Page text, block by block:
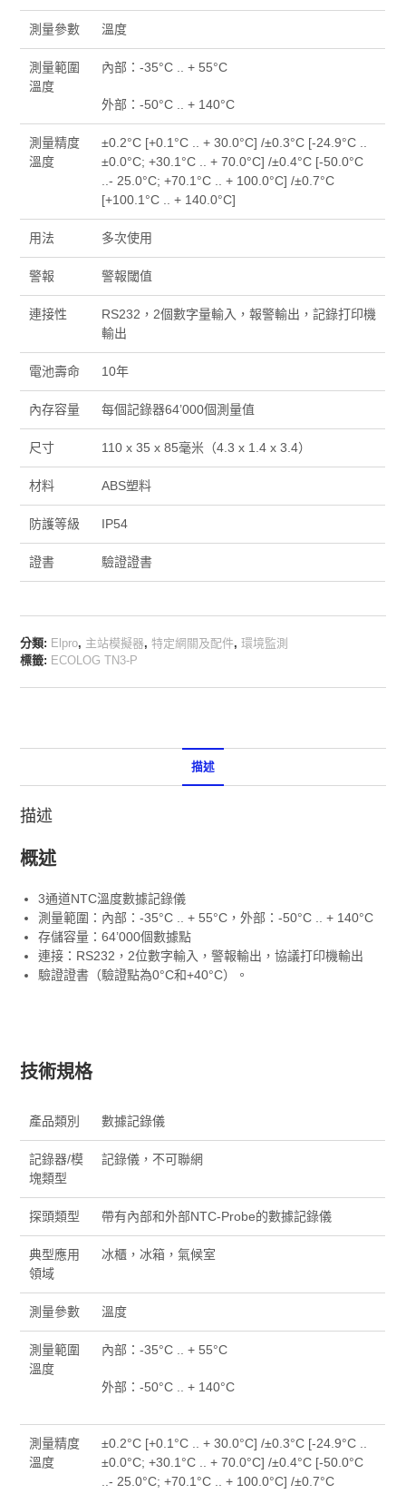
測量參數 溫度
測量範圍
溫度
內部：-35°C .. + 55°C
外部：-50°C .. + 140°C
測量精度
溫度
±0.2°C [+0.1°C .. + 30.0°C] /±0.3°C [-24.9°C ..
±0.0°C; +30.1°C .. + 70.0°C] /±0.4°C [-50.0°C
..- 25.0°C; +70.1°C .. + 100.0°C] /±0.7°C
[+100.1°C .. + 140.0°C]
用法 多次使用
警報 警報閾值
連接性
RS232，2個數字量輸入，報警輸出，記錄打印機
輸出
電池壽命 10年
內存容量 每個記錄器64’000個測量值
尺寸 110 x 35 x 85毫米（4.3 x 1.4 x 3.4）
材料 ABS塑料
防護等級 IP54
證書 驗證證書
分類: Elpro, 主站模擬器,特定網關及配件,環境監測
標籤: ECOLOG TN3-P
描述
描述
概述
3通道NTC溫度數據記錄儀
測量範圍：內部：-35°C .. + 55°C，外部：-50°C .. + 140°C
存儲容量：64’000個數據點
連接：RS232，2位數字輸入，警報輸出，協議打印機輸出
驗證證書（驗證點為0°C和+40°C）。
技術規格
產品類別 數據記錄儀
記錄器/模
塊類型
記錄儀，不可聯網
探頭類型 帶有內部和外部NTC-Probe的數據記錄儀
典型應用
領域
冰櫃，冰箱，氣候室
測量參數 溫度
測量範圍
溫度
內部：-35°C .. + 55°C
外部：-50°C .. + 140°C
測量精度
溫度
±0.2°C [+0.1°C .. + 30.0°C] /±0.3°C [-24.9°C ..
±0.0°C; +30.1°C .. + 70.0°C] /±0.4°C [-50.0°C
..- 25.0°C; +70.1°C .. + 100.0°C] /±0.7°C